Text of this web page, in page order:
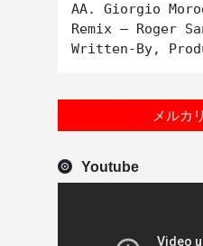
AA. Giorgio
Remix – Roger
メルカ
Youtube